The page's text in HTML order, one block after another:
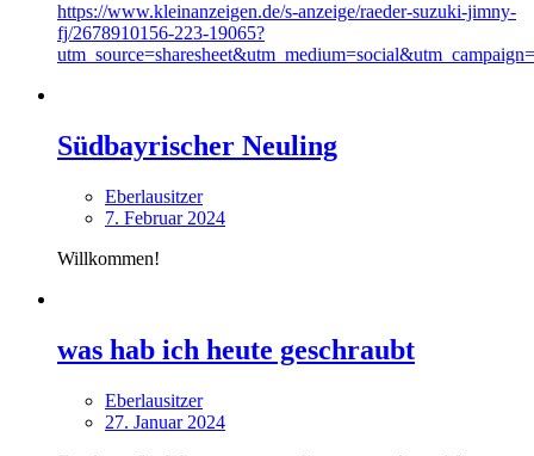
https://www.kleinanzeigen.de/s-anzeige/raeder-suzuki-jimny-
fj/2678910156-223-19065?
Südbayrischer Neuling
Eberlausitzer
7. Februar 2024
Willkommen!
was hab ich heute geschraubt
Eberlausitzer
27. Januar 2024